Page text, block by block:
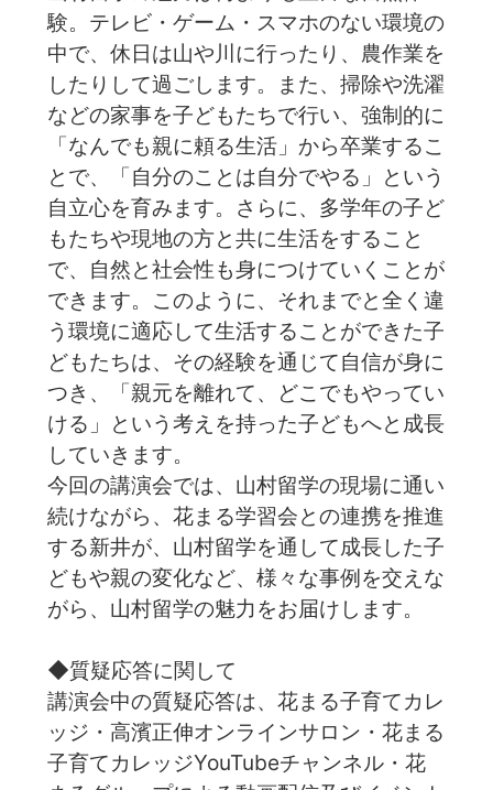
験。テレビ・ゲーム・スマホのない環境の
中で、休日は山や川に行ったり、農作業を
したりして過ごします。また、掃除や洗濯
などの家事を子どもたちで行い、強制的に
「なんでも親に頼る生活」から卒業するこ
とで、「自分のことは自分でやる」という
自立心を育みます。️さらに、多学年の子ど
もたちや現地の方と共に生活をすること
で、自然と社会性も身につけていくことが
できます。このように、それまでと全く違
う環境に適応して生活することができた子
どもたちは、その経験を通じて自信が身に
つき、「親元を離れて、どこでもやってい
ける」という考えを持った子どもへと成長
していきます。
今回の講演会では、山村留学の現場に通い
続けながら、花まる学習会との連携を推進
する新井が、山村留学を通して成長した子
どもや親の変化など、様々な事例を交えな
がら、山村留学の魅力をお届けします。
◆質疑応答に関して
講演会中の質疑応答は、花まる子育てカレ
ッジ・高濱正伸オンラインサロン・花まる
子育てカレッジYouTubeチャンネル・花